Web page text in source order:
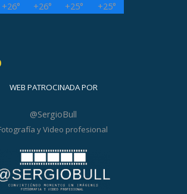
+26° +26° +25° +25°
WEB PATROCINADA POR
@SergioBull
y Video profesional